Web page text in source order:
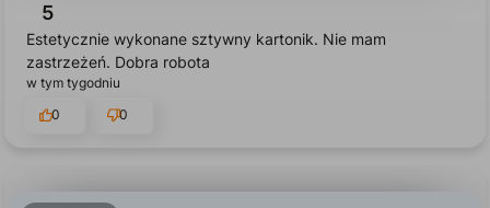
5
Estetycznie wykonane sztywny kartonik. Nie mam
zastrzeżeń. Dobra robota
w tym tygodniu
0
0